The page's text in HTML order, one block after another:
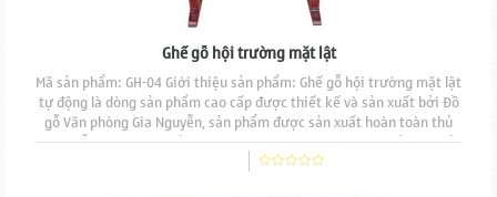
Ghế gỗ hội trường mặt lật
Mã sản phẩm: GH-04 Giới thiệu sản phẩm: Ghế gỗ hội trường mặt lật
tự động là dòng sản phẩm cao cấp được thiết kế và sản xuất bởi Đồ
gỗ Văn phòng Gia Nguyễn, sản phẩm được sản xuất hoàn toàn thủ
công mẫu mã đẹp, độ bền cao, đường nét đục chạm tinh tế. Mặt ngồi
và tựa lưng nệm mút đúc, bọc nỉ, viền tán đinh đồng. Mặt ghế được